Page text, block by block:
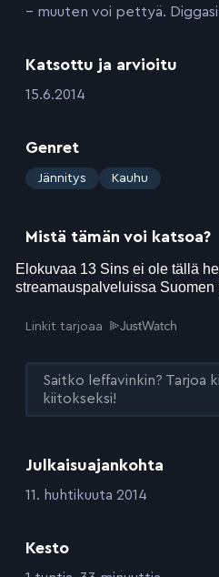
Julkaisuajankohta
:11. huhtikuuta 2014
Kesto
– muuten voi pettyä.
Katsottu ja arvioitu
:15.6.2014
Genret
: Jännitys Kauhu
Mistä tämän voi katsoa?
Linkit tarjoaa
Saitko leffavinkin? Tarjoa
kiitokseksi!